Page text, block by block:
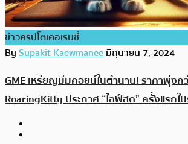
ข่าวคริปโตเคอเรนซี่
BySupakit Kaewmaneeมิถุนายน 7, 2024
GME เหรียญมีมคอยน์ในตำนาน! ราคาพุ่งก
RoaringKitty ประกาศ “ไลฟ์สด” ครั้งแรกใ